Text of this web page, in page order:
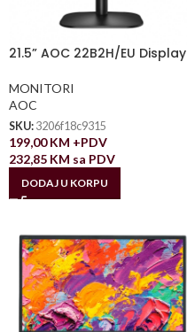
21.5” AOC 22B2H/EU Display
MONITORI
AOC
SKU: 3206f18c9315
199,00KM +PDV
232,85 KM sa PDV
DODAJ U KORPU